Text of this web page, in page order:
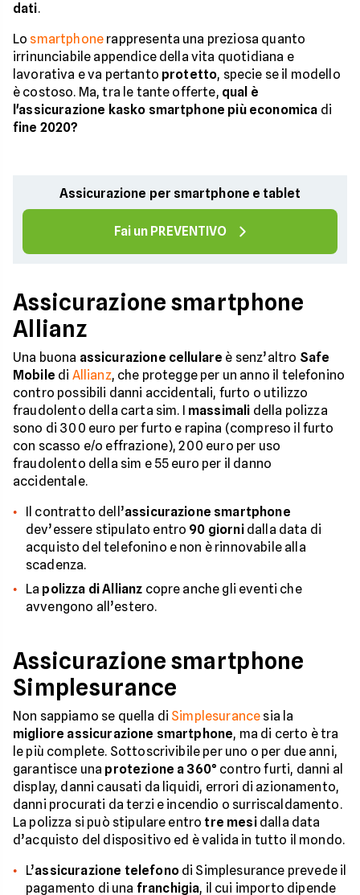
dati.
Lo smartphone rappresenta una preziosa quanto
irrinunciabile appendice della vita quotidiana e
lavorativa e va pertanto protetto, specie se il modello
è costoso. Ma, tra le tante offerte, qual è
l'assicurazione kasko smartphone più economica di
fine 2020?
Assicurazione per smartphone e tablet
Fai un PREVENTIVO
Assicurazione smartphone
Allianz
Una buona assicurazione cellulare è senz’altro Safe
Mobile di Allianz, che protegge per un anno il telefonino
contro possibili danni accidentali, furto o utilizzo
fraudolento della carta sim. I massimali della polizza
sono di 300 euro per furto e rapina (compreso il furto
con scasso e/o effrazione), 200 euro per uso
fraudolento della sim e 55 euro per il danno
accidentale.
Il contratto dell’assicurazione smartphone
dev’essere stipulato entro 90 giornidalla data di
acquisto del telefonino e non è rinnovabile alla
scadenza.
La polizza di Allianz copre anche gli eventi che
avvengono all’estero.
Assicurazione smartphone
Simplesurance
Non sappiamo se quella di Simplesurance sia la
migliore assicurazione smartphone, ma di certo è tra
le più complete. Sottoscrivibile per uno o per due anni,
garantisce una protezione a 360° contro furti, danni al
display, danni causati da liquidi, errori di azionamento,
danni procurati da terzi e incendio o surriscaldamento.
La polizza si può stipulare entro tre mesidalla data
d’acquisto del dispositivo ed è valida in tutto il mondo.
L’assicurazione telefonodi Simplesurance prevede il
pagamento di una franchigia, il cui importo dipende